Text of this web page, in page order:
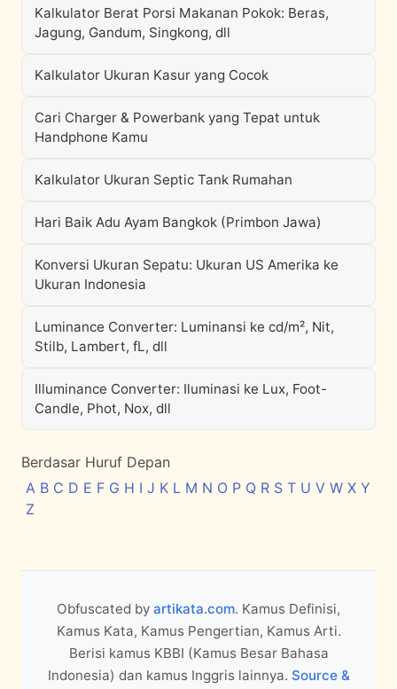
Kalkulator Berat Porsi Makanan Pokok: Beras,
Jagung, Gandum, Singkong, dll
Kalkulator Ukuran Kasur yang Cocok
Cari Charger & Powerbank yang Tepat untuk
Handphone Kamu
Kalkulator Ukuran Septic Tank Rumahan
Hari Baik Adu Ayam Bangkok (Primbon Jawa)
Konversi Ukuran Sepatu: Ukuran US Amerika ke
Ukuran Indonesia
Luminance Converter: Luminansi ke cd/m², Nit,
Stilb, Lambert, fL, dll
Illuminance Converter: Iluminasi ke Lux, Foot-
Candle, Phot, Nox, dll
Berdasar Huruf Depan
A B C D E F G H I J K L M N O P Q R S T U V W X Y
Z
Obfuscated by artikata.com. Kamus Definisi,
Kamus Kata, Kamus Pengertian, Kamus Arti.
Berisi kamus KBBI (Kamus Besar Bahasa
Indonesia) dan kamus Inggris lainnya. Source &